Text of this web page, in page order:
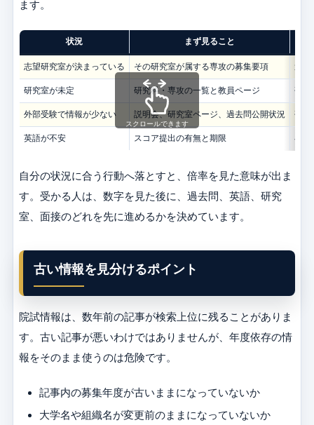
ます。
状況 まず見ること
志望研究室が決まっている その研究室が属する専攻の募集要項 過去
研究室が未定 研究科・専攻の一覧と教員ページ 研究
外部受験で情報が少ない 説明会、研究室ページ、過去問公開状況 研究
英語が不安 スコア提出の有無と期限 早め
スクロールできます
自分の状況に合う行動へ落とすと、倍率を見た意味が出ま
す。受かる人は、数字を見た後に、過去問、英語、研究
室、面接のどれを先に進めるかを決めています。
古い情報を見分けるポイント
院試情報は、数年前の記事が検索上位に残ることがありま
す。古い記事が悪いわけではありませんが、年度依存の情
報をそのまま使うのは危険です。
記事内の募集年度が古いままになっていないか
大学名や組織名が変更前のままになっていないか